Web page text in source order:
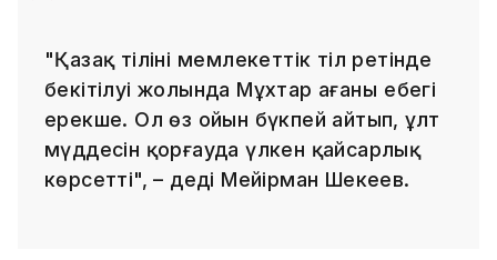
"Қазақ тілінің мемлекеттік тіл ретінде
бекітілуі жолында Мұхтар ағаның еңбегі
ерекше. Ол өз ойын бүкпей айтып, ұлт
мүддесін қорғауда үлкен қайсарлық
көрсетті", – деді Мейірман Шекеев.